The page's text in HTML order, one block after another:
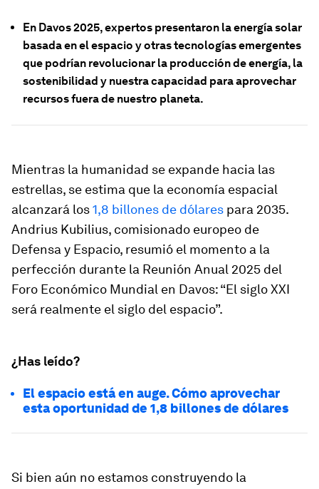
En Davos 2025, expertos presentaron la energía solar
basada en el espacio y otras tecnologías emergentes
que podrían revolucionar la producción de energía, la
sostenibilidad y nuestra capacidad para aprovechar
recursos fuera de nuestro planeta.
Mientras la humanidad se expande hacia las
estrellas, se estima que la economía espacial
alcanzará los1,8 billones de dólares para 2035.
Andrius Kubilius, comisionado europeo de
Defensa y Espacio, resumió el momento a la
perfección durante la Reunión Anual 2025 del
Foro Económico Mundial en Davos: “El siglo XXI
será realmente el siglo del espacio”.
¿Has leído?
El espacio está en auge. Cómo aprovechar
esta oportunidad de 1,8 billones de dólares
Si bien aún no estamos construyendo la